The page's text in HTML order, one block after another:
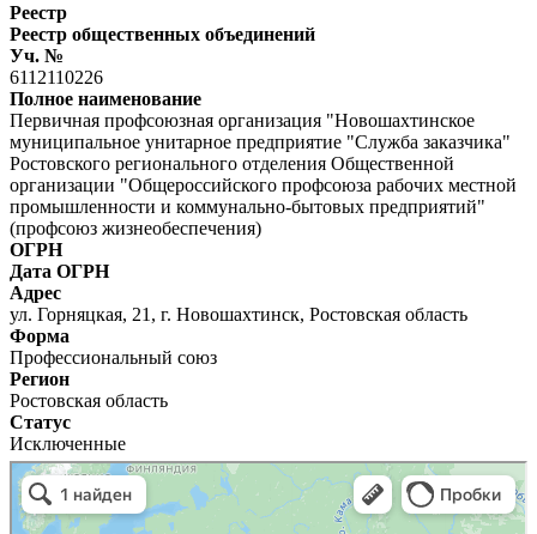
Реестр
Реестр общественных объединений
Уч. №
6112110226
Полное наименование
Первичная профсоюзная организация "Новошахтинское
муниципальное унитарное предприятие "Служба заказчика"
Ростовского регионального отделения Общественной
организации "Общероссийского профсоюза рабочих местной
промышленности и коммунально-бытовых предприятий"
(профсоюз жизнеобеспечения)
ОГРН
Дата ОГРН
Адрес
ул. Горняцкая, 21, г. Новошахтинск, Ростовская область
Форма
Профессиональный союз
Регион
Ростовская область
Статус
Исключенные